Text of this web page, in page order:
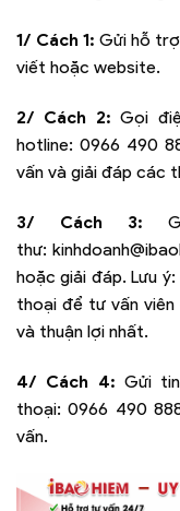
1/ Cách 1: Gửi hỗ
viết hoặc website.
2/ Cách 2: Gọi
hotline: 0966 490
vấn và giải đáp các
3/ Cách 3:
thư:
hoặc giải đáp. Lưu
thoại để tư vấn
và thuận lợi nhất.
4/ Cách 4: Gửi
thoại:0966 490
vấn.